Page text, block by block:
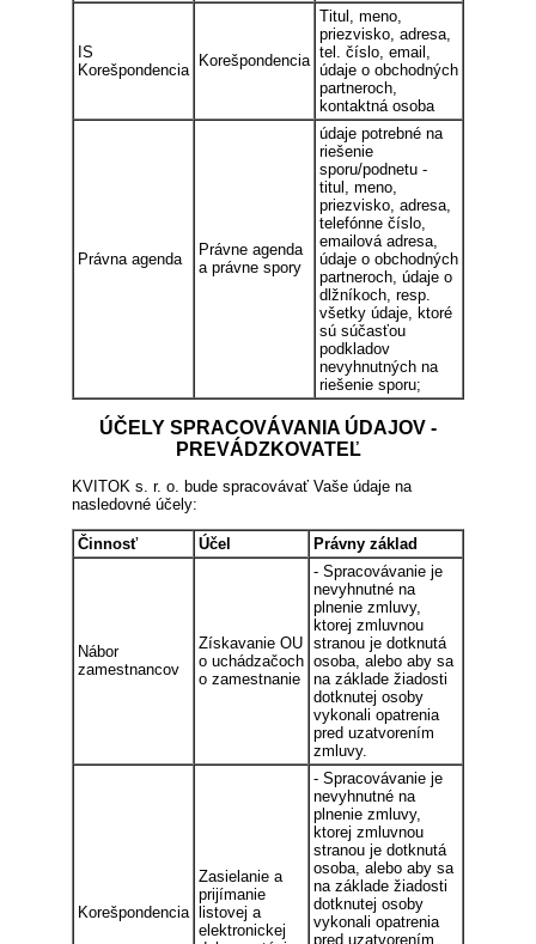
IS
Korešpondencia
Korešpondencia
Titul, meno,
priezvisko, adresa,
tel. číslo, email,
údaje o obchodných
partneroch,
kontaktná osoba
Právna agenda
Právne agenda
a právne spory
údaje potrebné na
riešenie
sporu/podnetu -
titul, meno,
priezvisko, adresa,
telefónne číslo,
emailová adresa,
údaje o obchodných
partneroch, údaje o
dlžníkoch, resp.
všetky údaje, ktoré
sú súčasťou
podkladov
nevyhnutných na
riešenie sporu;
ÚČELY SPRACOVÁVANIA ÚDAJOV -
PREVÁDZKOVATEĽ
KVITOK s. r. o. bude spracovávať Vaše údaje na
nasledovné účely:
Činnosť Účel Právny základ
Nábor
zamestnancov
Získavanie OU
o uchádzačoch
o zamestnanie
- Spracovávanie je
nevyhnutné na
plnenie zmluvy,
ktorej zmluvnou
stranou je dotknutá
osoba, alebo aby sa
na základe žiadosti
dotknutej osoby
vykonali opatrenia
pred uzatvorením
zmluvy.
Korešpondencia
Zasielanie a
prijímanie
listovej a
elektronickej
- Spracovávanie je
nevyhnutné na
plnenie zmluvy,
ktorej zmluvnou
stranou je dotknutá
osoba, alebo aby sa
na základe žiadosti
dotknutej osoby
vykonali opatrenia
pred uzatvorením